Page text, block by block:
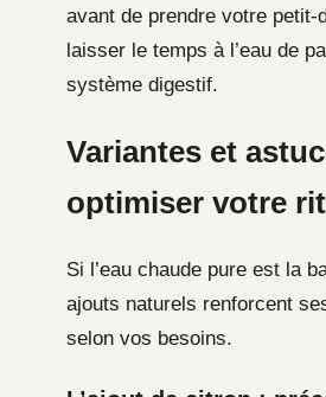
avant de prendre votre petit-
laisser le temps à l’eau de
système digestif.
Variantes et
optimiser votre
Si l’eau chaude pure est la
ajouts naturels renforcent
selon vos besoins.